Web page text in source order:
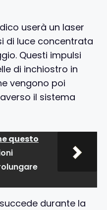
userà un laser
di luce concentrata
Questi impulsi
di inchiostro in
vengono poi
il sistema
questo
durante la